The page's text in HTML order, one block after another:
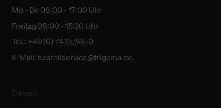
Mo - Do 08:00 - 17:00 Uhr
Freitag 08:00 - 15:30 Uhr
Tel.: +49 (0) 7475/88-0
E-Mail: bestellservice@trigema.de